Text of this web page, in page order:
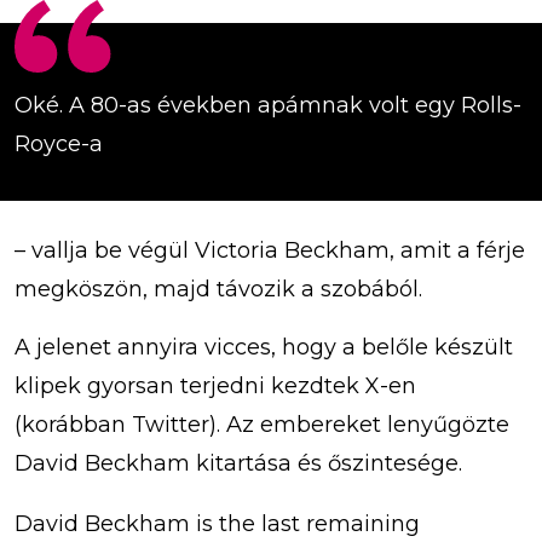
Oké. A 80-as években apámnak volt egy Rolls-
Royce-a
– vallja be végül Victoria Beckham, amit a férje
megköszön, majd távozik a szobából.
A jelenet annyira vicces, hogy a belőle készült
klipek gyorsan terjedni kezdtek X-en
(korábban Twitter). Az embereket lenyűgözte
David Beckham kitartása és őszintesége.
David Beckham is the last remaining